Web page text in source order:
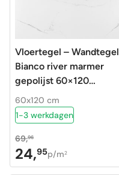
Vloertegel – Wandtegel
Bianco river marmer
gepolijst 60×120
gerectificeerd
60x120 cm
1-3 werkdagen
69,96
Oorspronkelijke
prijs
24,95
Huidige
prijs
p/m2